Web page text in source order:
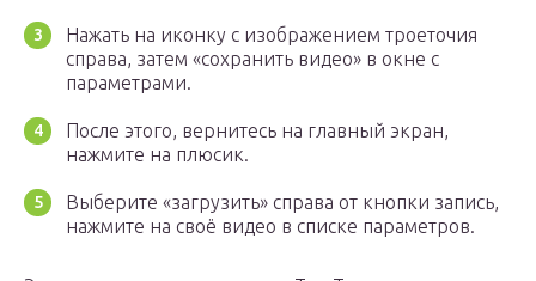
Нажать на иконку с изображением троеточия
справа, затем «сохранить видео» в окне с
параметрами.
После этого, вернитесь на главный экран,
нажмите на плюсик.
Выберите «загрузить» справа от кнопки запись,
нажмите на своё видео в списке параметров.